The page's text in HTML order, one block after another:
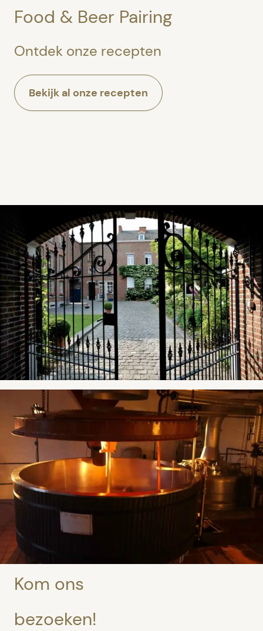
Food & Beer Pairing
Ontdek onze recepten
Bekijk al onze recepten
Kom ons
bezoeken!